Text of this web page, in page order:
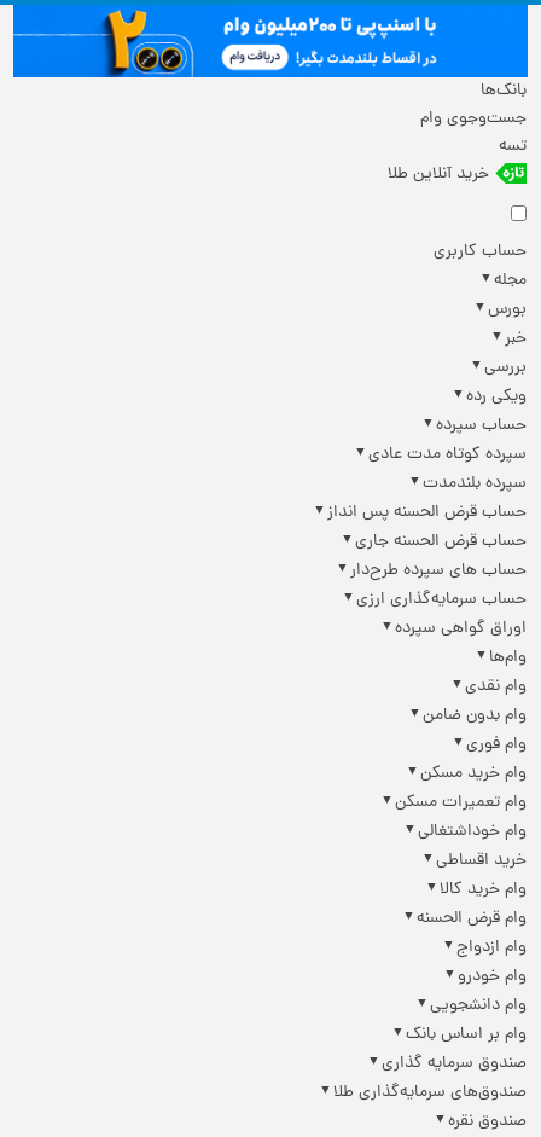
بانک‌ها
جست‌وجوی وام
تسه
خرید آنلاین طلا
حساب کاربری
مجله
بورس
خبر
بررسی
ویکی رده
حساب سپرده
سپرده کوتاه مدت عادی
سپرده بلندمدت
حساب قرض الحسنه پس انداز
حساب قرض الحسنه جاری
حساب های سپرده طرح‌دار
حساب سرمایه‌گذاری ارزی
اوراق گواهی سپرده
وام‌ها
وام نقدی
وام بدون ضامن
وام فوری
وام خرید مسکن
وام تعمیرات مسکن
وام خوداشتغالی
خرید اقساطی
وام خرید کالا
وام قرض الحسنه
وام ازدواج
وام خودرو
وام دانشجویی
وام بر اساس بانک
صندوق سرمایه گذاری
صندوق‌های سرمایه‌گذاری طلا
صندوق نقره